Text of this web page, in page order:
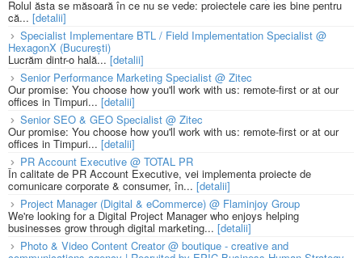
Rolul ăsta se măsoară în ce nu se vede: proiectele care ies bine pentru
că... [detalii]
Specialist Implementare BTL / Field Implementation Specialist @
HexagonX (București)
Lucrăm dintr-o hală...[detalii]
Senior Performance Marketing Specialist @ Zitec
Our promise: You choose how you'll work with us: remote-first or at our
offices in Timpuri... [detalii]
Senior SEO & GEO Specialist @ Zitec
Our promise: You choose how you'll work with us: remote-first or at our
offices in Timpuri... [detalii]
PR Account Executive @ TOTAL PR
În calitate de PR Account Executive, vei implementa proiecte de
comunicare corporate & consumer, în... [detalii]
Project Manager (Digital & eCommerce) @ Flaminjoy Group
We're looking for a Digital Project Manager who enjoys helping
businesses grow through digital marketing... [detalii]
Photo & Video Content Creator @ boutique - creative and